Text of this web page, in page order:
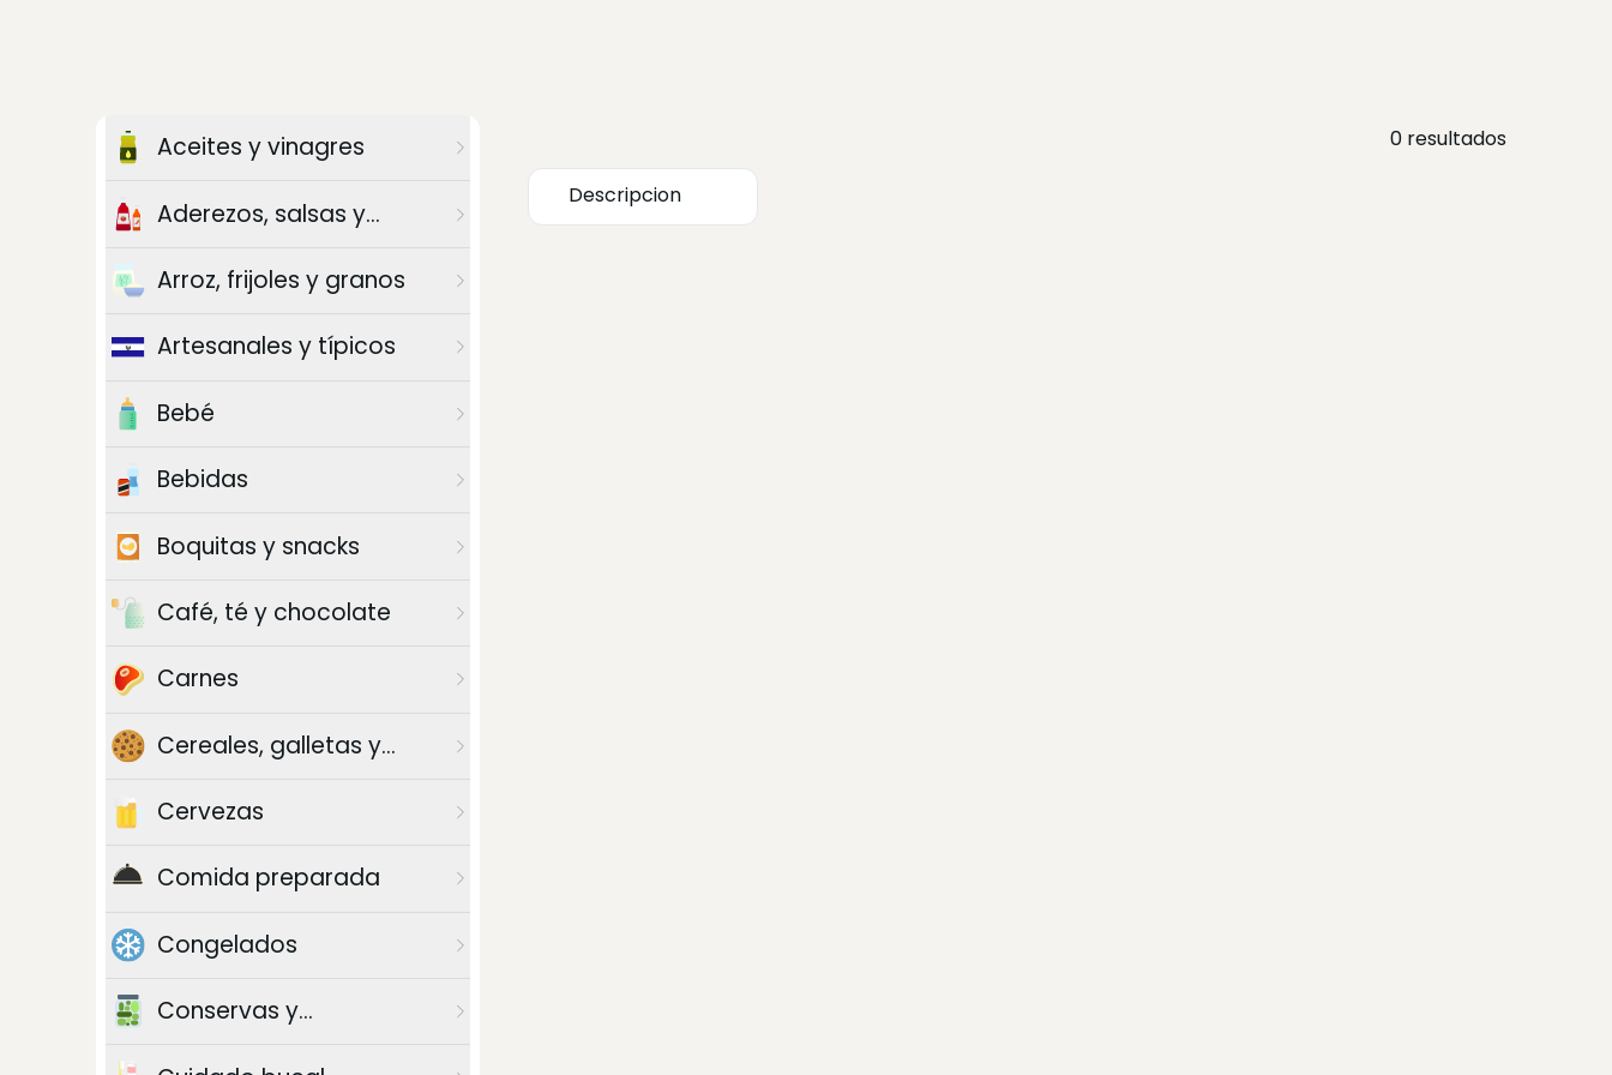
Aceites y vinagres
Aderezos, salsas y
Arroz, frijoles y granos
Artesanales y típicos
Bebé
Bebidas
Boquitas y snacks
Café, té y chocolate
Carnes
Cereales, galletas y
Cervezas
Comida preparada
Congelados
Conservas y
0 resultados
Descripcion